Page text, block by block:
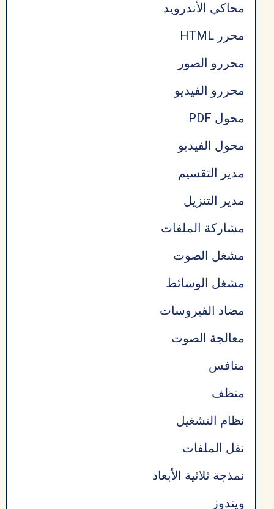
محاكي الأندرويد
محرر HTML
محررو الصور
محررو الفيديو
محول PDF
محول الفيديو
مدير التقسيم
مدير التنزيل
مشاركة الملفات
مشغل الصوت
مشغل الوسائط
مضاد الفيروسات
معالجة الصوت
منافس
منظف
نظام التشغيل
نقل الملفات
نمذجة ثلاثية الأبعاد
ويندوز